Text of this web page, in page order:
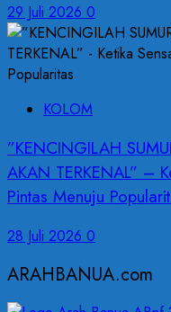
29 Juli 2026 0
KOLOM
”KENCINGILAH
AKAN TERKENAL” –
Pintas Menuju
28 Juli 2026 0
ARAHBANUA.com